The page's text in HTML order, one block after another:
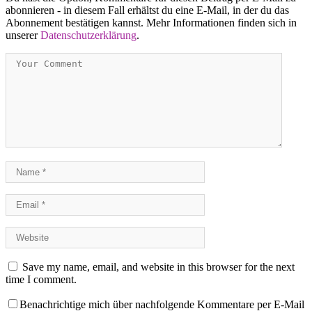
abonnieren - in diesem Fall erhältst du eine E-Mail, in der du das
Abonnement bestätigen kannst. Mehr Informationen finden sich in
unsererDatenschutzerklärung.
Save my name, email, and website in this browser for the next
time I comment.
Benachrichtige mich über nachfolgende Kommentare per E-Mail